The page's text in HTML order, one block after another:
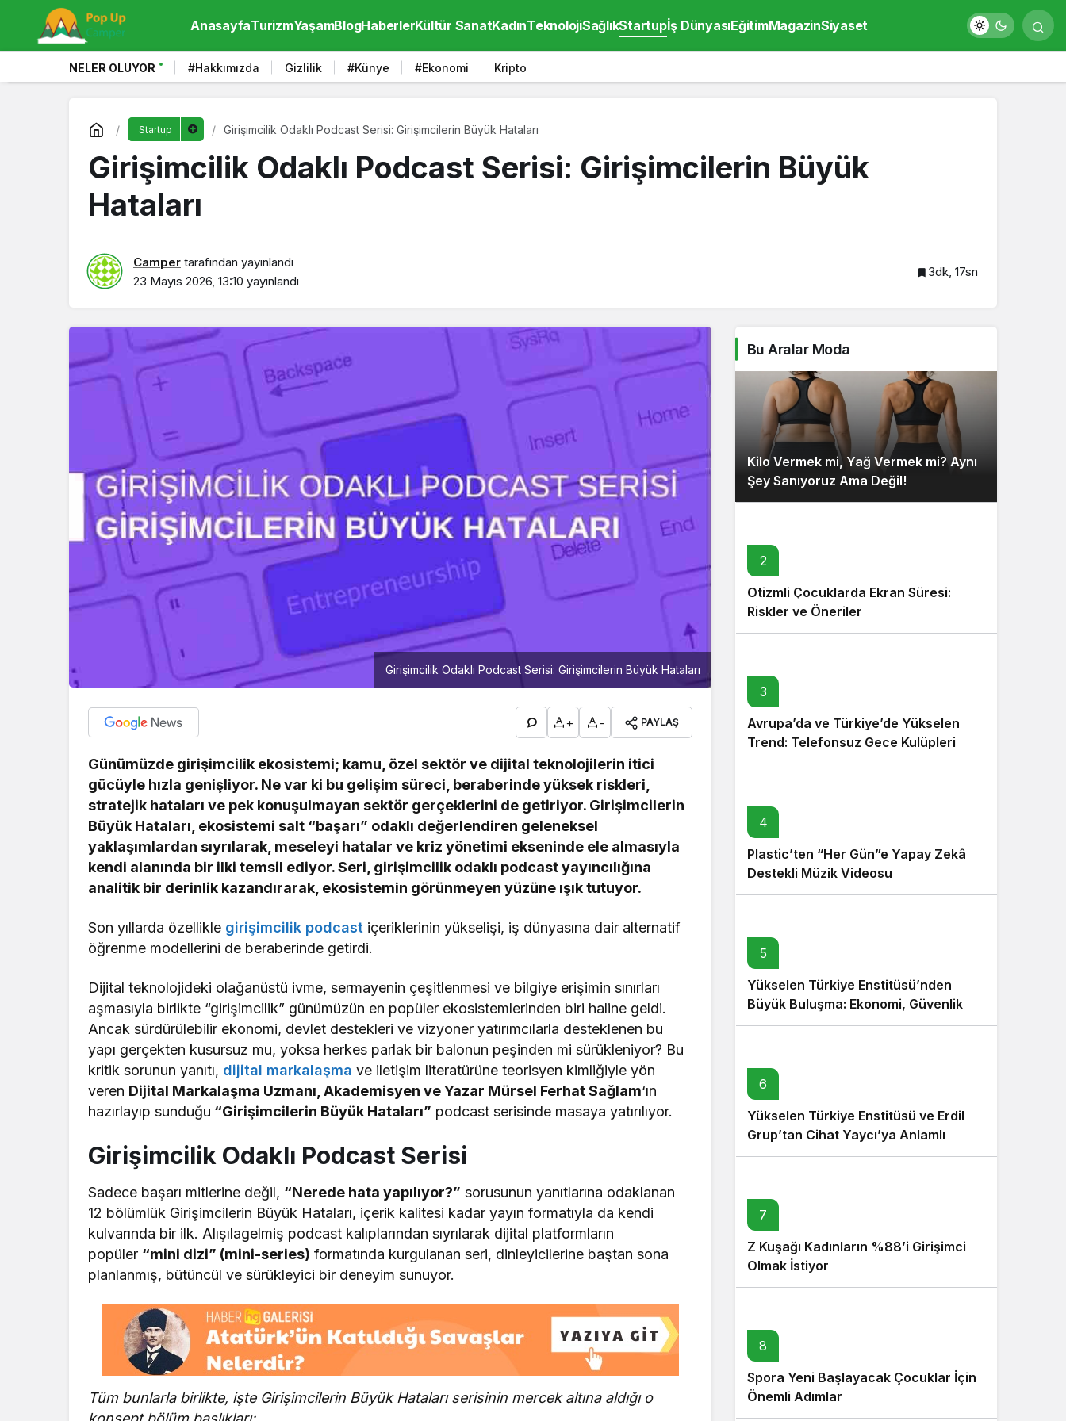
AnasayfaTurizmYaşamBlogHaberlerKültür SanatKadınTeknolojiSağlıkStartupİş DünyasıEğitimMagazinSiyaset
NELER OLUYOR #Hakkımızda Gizlilik #Künye #Ekonomi Kripto
Startup Girişimcilik Odaklı Podcast Serisi: Girişimcilerin Büyük Hataları
Girişimcilik Odaklı Podcast Serisi: Girişimcilerin Büyük
Hataları
Camper tarafından yayınlandı
23 Mayıs 2026, 13:10 yayınlandı
3dk, 17sn
Girişimcilik Odaklı Podcast Serisi: Girişimcilerin Büyük Hataları
+ - PAYLAŞ
Günümüzde girişimcilik ekosistemi; kamu, özel sektör ve dijital teknolojilerin itici
gücüyle hızla genişliyor. Ne var ki bu gelişim süreci, beraberinde yüksek riskleri,
stratejik hataları ve pek konuşulmayan sektör gerçeklerini de getiriyor. Girişimcilerin
Büyük Hataları, ekosistemi salt “başarı” odaklı değerlendiren geleneksel
yaklaşımlardan sıyrılarak, meseleyi hatalar ve kriz yönetimi ekseninde ele almasıyla
kendi alanında bir ilki temsil ediyor. Seri, girişimcilik odaklı podcast yayıncılığına
analitik bir derinlik kazandırarak, ekosistemin görünmeyen yüzüne ışık tutuyor.
Son yıllarda özellikle girişimcilik podcast içeriklerinin yükselişi, iş dünyasına dair alternatif
öğrenme modellerini de beraberinde getirdi.
Dijital teknolojideki olağanüstü ivme, sermayenin çeşitlenmesi ve bilgiye erişimin sınırları
aşmasıyla birlikte “girişimcilik” günümüzün en popüler ekosistemlerinden biri haline geldi.
Ancak sürdürülebilir ekonomi, devlet destekleri ve vizyoner yatırımcılarla desteklenen bu
yapı gerçekten kusursuz mu, yoksa herkes parlak bir balonun peşinden mi sürükleniyor? Bu
kritik sorunun yanıtı, dijital markalaşma ve iletişim literatürüne teorisyen kimliğiyle yön
veren Dijital Markalaşma Uzmanı, Akademisyen ve Yazar Mürsel Ferhat Sağlam‘ın
hazırlayıp sunduğu “Girişimcilerin Büyük Hataları” podcast serisinde masaya yatırılıyor.
Girişimcilik Odaklı Podcast Serisi
Sadece başarı mitlerine değil, “Nerede hata yapılıyor?” sorusunun yanıtlarına odaklanan
12 bölümlük Girişimcilerin Büyük Hataları, içerik kalitesi kadar yayın formatıyla da kendi
kulvarında bir ilk. Alışılagelmiş podcast kalıplarından sıyrılarak dijital platformların
popüler “mini dizi” (mini-series) formatında kurgulanan seri, dinleyicilerine baştan sona
planlanmış, bütüncül ve sürükleyici bir deneyim sunuyor.
Tüm bunlarla birlikte, işte Girişimcilerin Büyük Hataları serisinin mercek altına aldığı o
Bu Aralar Moda
Kilo Vermek mi, Yağ Vermek mi? Aynı
Şey Sanıyoruz Ama Değil!
2
Otizmli Çocuklarda Ekran Süresi:
Riskler ve Öneriler
3
Avrupa’da ve Türkiye’de Yükselen
Trend: Telefonsuz Gece Kulüpleri
4
Plastic’ten “Her Gün”e Yapay Zekâ
Destekli Müzik Videosu
5
Yükselen Türkiye Enstitüsü’nden
Büyük Buluşma: Ekonomi, Güvenlik
Politikaları ve Hukuk Konferansı
6
Yükselen Türkiye Enstitüsü ve Erdil
Grup’tan Cihat Yaycı’ya Anlamlı
Ziyaret
7
Z Kuşağı Kadınların %88’i Girişimci
Olmak İstiyor
8
Spora Yeni Başlayacak Çocuklar İçin
Önemli Adımlar